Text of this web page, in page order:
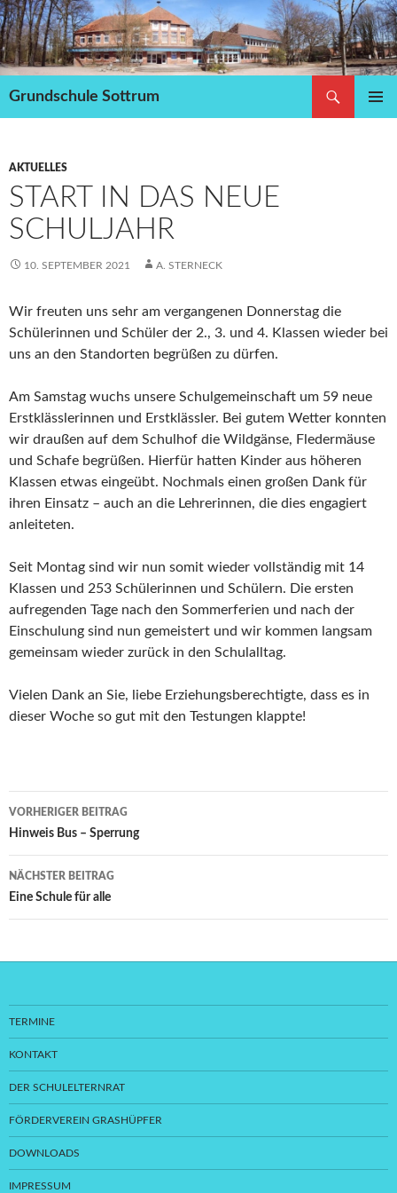
Zum
Inhalt
springen
Grundschule Sottrum
AKTUELLES
START IN DAS NEUE
SCHULJAHR
10. SEPTEMBER 2021 A. STERNECK
Wir freuten uns sehr am vergangenen Donnerstag die
Schülerinnen und Schüler der 2., 3. und 4. Klassen wieder bei
uns an den Standorten begrüßen zu dürfen.
Am Samstag wuchs unsere Schulgemeinschaft um 59 neue
Erstklässlerinnen und Erstklässler. Bei gutem Wetter konnten
wir draußen auf dem Schulhof die Wildgänse, Fledermäuse
und Schafe begrüßen. Hierfür hatten Kinder aus höheren
Klassen etwas eingeübt. Nochmals einen großen Dank für
ihren Einsatz – auch an die Lehrerinnen, die dies engagiert
anleiteten.
Seit Montag sind wir nun somit wieder vollständig mit 14
Klassen und 253 Schülerinnen und Schülern. Die ersten
aufregenden Tage nach den Sommerferien und nach der
Einschulung sind nun gemeistert und wir kommen langsam
gemeinsam wieder zurück in den Schulalltag.
Vielen Dank an Sie, liebe Erziehungsberechtigte, dass es in
dieser Woche so gut mit den Testungen klappte!
Beitragsnavigation
VORHERIGER BEITRAG
Hinweis Bus – Sperrung
NÄCHSTER BEITRAG
Eine Schule für alle
TERMINE
KONTAKT
DER SCHULELTERNRAT
FÖRDERVEREIN GRASHÜPFER
DOWNLOADS
IMPRESSUM